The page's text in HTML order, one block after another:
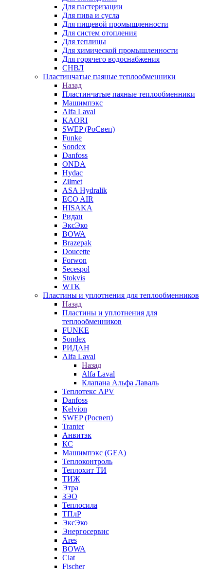
Для пастеризации
Для пива и сусла
Для пищевой промышленности
Для систем отопления
Для теплицы
Для химической промышленности
Для горячего водоснабжения
СНВЛ
Пластинчатые паяные теплообменники
Назад
Пластинчатые паяные теплообменники
Машимпэкс
Alfa Laval
KAORI
SWEP (РоСвеп)
Funke
Sondex
Danfoss
ONDA
Hydac
Zilmet
ASA Hydralik
ECO AIR
HISAKA
Ридан
ЭксЭко
BOWA
Brazepak
Doucette
Forwon
Secespol
Stokvis
WTK
Пластины и уплотнения для теплообменников
Назад
Пластины и уплотнения для
теплообменников
FUNKE
Sondex
РИДАН
Alfa Laval
Назад
Alfa Laval
Клапана Альфа Лаваль
Теплотекс APV
Danfoss
Kelvion
SWEP (Росвеп)
Tranter
Анвитэк
КС
Машимпэкс (GEA)
Теплоконтроль
Теплохит ТИ
ТИЖ
Этра
ЗЭО
Теплосила
ТПлР
ЭксЭко
Энергосервис
Ares
BOWA
Ciat
Fischer